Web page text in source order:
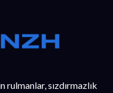
sızdırmazlık